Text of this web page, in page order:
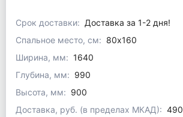
Срок доставки: Доставка за 1-2 дня!
Спальное место, см: 80x160
Ширина, мм: 1640
Глубина, мм: 990
Высота, мм: 900
Доставка, руб. (в пределах МКАД): 490